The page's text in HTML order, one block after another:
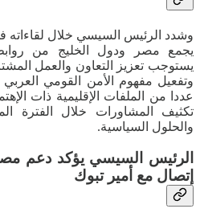
وشدد الرئيس السيسي خلال لقاءاته
يجمع مصر ودول الخليج من
يستوجب تعزيز التعاون والعمل
وتفعيل مفهوم الأمن القومي
عددا من الملفات الإقليمية ذات
تكثيف المشاورات خلال الفترة
والحلول السياسية.
الرئيس السيسي يؤكد دعم
إتصال مع أمير تبوك